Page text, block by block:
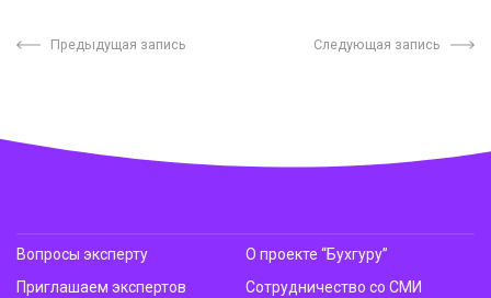
Предыдущая запись Следующая запись
Вопросы эксперту
Приглашаем экспертов
О проекте “Бухгуру”
Сотрудничество со СМИ